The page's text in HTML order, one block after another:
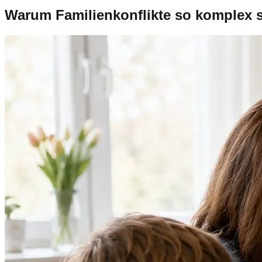
Warum Familienkonflikte so komplex